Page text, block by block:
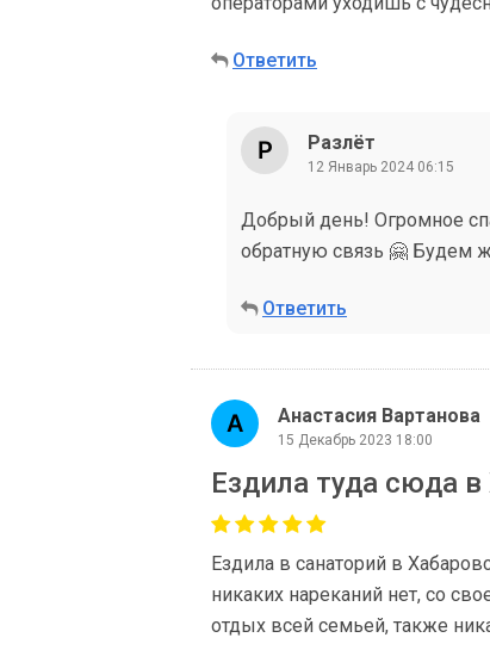
Ответить
Разлёт
12 Январь 2024 06:15
Добрый день! Огромное
обратную связь 🤗 Будем
Ответить
Анастасия Вартанова
15 Декабрь 2023 18:00
Ездила туда сюда
Ездила в санаторий в
никаких нареканий нет, со
отдых всей семьей, также